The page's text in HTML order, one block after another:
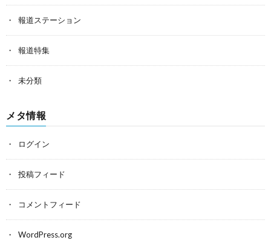
報道ステーション
報道特集
未分類
メタ情報
ログイン
投稿フィード
コメントフィード
WordPress.org